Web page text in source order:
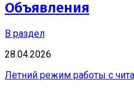
Объявления
В раздел
28.04.2026
Летний режим работы с